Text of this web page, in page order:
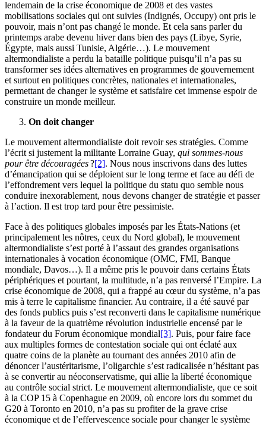
lendemain de la crise économique de 2008 et des vastes
mobilisations sociales qui ont suivies (Indignés, Occupy) ont pris le
pouvoir, mais n’ont pas changé le monde. Et cela sans parler du
printemps arabe devenu hiver dans bien des pays (Libye, Syrie,
Égypte, mais aussi Tunisie, Algérie…). Le mouvement
altermondialiste a perdu la bataille politique puisqu’il n’a pas su
transformer ses idées alternatives en programmes de gouvernement
et surtout en politiques concrètes, nationales et internationales,
permettant de changer le système et satisfaire cet immense espoir de
construire un monde meilleur.
On doit changer
Le mouvement altermondialiste doit revoir ses stratégies. Comme
l’écrit si justement la militante Lorraine Guay, qui sommes-nous
pour être découragées?[2]. Nous nous inscrivons dans des luttes
d’émancipation qui se déploient sur le long terme et face au défi de
l’effondrement vers lequel la politique du statu quo semble nous
conduire inexorablement, nous devons changer de stratégie et passer
à l’action. Il est trop tard pour être pessimiste.
Face à des politiques globales imposés par les États-Nations (et
principalement les nôtres, ceux du Nord global), le mouvement
altermondialiste s’est porté à l’assaut des grandes organisations
internationales à vocation économique (OMC, FMI, Banque
mondiale, Davos…). Il a même pris le pouvoir dans certains États
périphériques et pourtant, la multitude, n’a pas renversé l’Empire. La
crise économique de 2008, qui a frappé au cœur du système, n’a pas
mis à terre le capitalisme financier. Au contraire, il a été sauvé par
des fonds publics puis s’est reconverti dans le capitalisme numérique
à la faveur de la quatrième révolution industrielle encensé par le
fondateur du Forum économique mondial[3]. Puis, pour faire face
aux multiples formes de contestation sociale qui ont éclaté aux
quatre coins de la planète au tournant des années 2010 afin de
dénoncer l’austéritarisme, l’oligarchie s’est radicalisée n’hésitant pas
à se convertir au néoconservatisme, qui allie la liberté économique
au contrôle social strict. Le mouvement altermondialiste, que ce soit
à la COP 15 à Copenhague en 2009, où encore lors du sommet du
G20 à Toronto en 2010, n’a pas su profiter de la grave crise
économique et de l’effervescence sociale pour changer le système